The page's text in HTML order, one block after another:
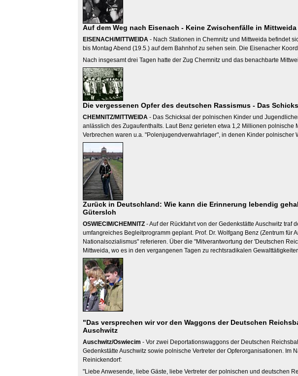
Auf dem Weg nach Eisenach - Keine Zwischenfälle in Mittweida
EISENACH/MITTWEIDA - Nach Stationen in Chemnitz und Mittweida befindet
bis Montag Abend (19.5.) auf dem Bahnhof zu sehen sein. Die Eisenacher
Nach insgesamt drei Tagen hatte der Zug Chemnitz und das benachbarte
Die vergessenen Opfer des deutschen Rassismus - Das
CHEMNITZ/MITTWEIDA - Das Schicksal der polnischen Kinder und
anlässlich des Zugaufenthalts. Laut Benz gerieten etwa 1,2 Millionen
Verbrechen waren u.a. "Polenjugendverwahrlager", in denen Kinder polnischer
Zurück in Deutschland: Wie kann die Erinnerung lebendig
Gütersloh
OSWIECIM/CHEMNITZ - Auf der Rückfahrt von der Gedenkstätte Auschwitz traf
umfangreiches Begleitprogramm geplant. Prof. Dr. Wolfgang Benz (Zentrum
Nationalsozialismus" referieren. Über die "Mitverantwortung der 'Deutschen
Mittweida, wo es in den vergangenen Tagen zu rechtsradikalen
"Das versprechen wir vor den Waggons der Deutschen
Auschwitz
Auschwitz/Oswiecim - Vor zwei Deportationswaggons der Deutschen
Gedenkstätte Auschwitz sowie polnische Vertreter der Opferorganisationen.
Reinickendorf:
"Liebe Anwesende, liebe Gäste, liebe Vertreter der polnischen und deutschen